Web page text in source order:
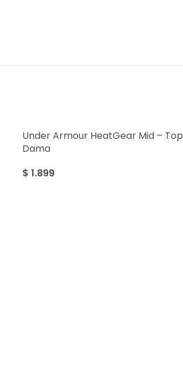
Under Armour HeatGear Mid – Top
Dama
$ 1.899